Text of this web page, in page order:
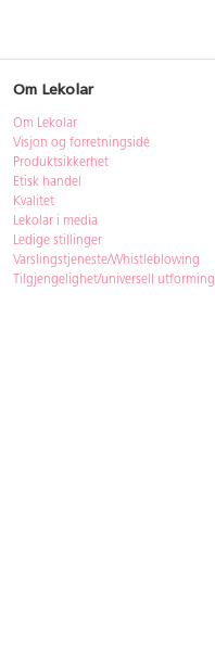
Om Lekolar
Om Lekolar
Visjon og forretningsidé
Produktsikkerhet
Etisk handel
Kvalitet
Lekolar i media
Ledige stillinger
Varslingstjeneste/Whistleblowing
Tilgjengelighet/universell utforming